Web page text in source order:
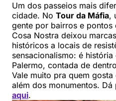
Um dos passeios mais
cidade. No Tour da Máfia,
gente por bairros e pontos
Cosa Nostra deixou
históricos a locais de
sensacionalismo: é
Palermo, contada de
Vale muito pra quem
além dos monumentos. Dá
aqui.